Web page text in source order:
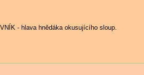
- hlava hnědáka okusujícího sloup.